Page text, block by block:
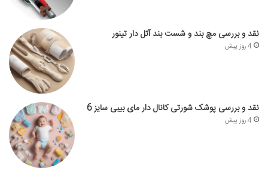
نقد و بررسی مچ بند و شست بند آتل دار تینور
4 روز پیش
نقد و بررسی پوشک شورتی کانال دار مای بیبی سایز 6
4 روز پیش